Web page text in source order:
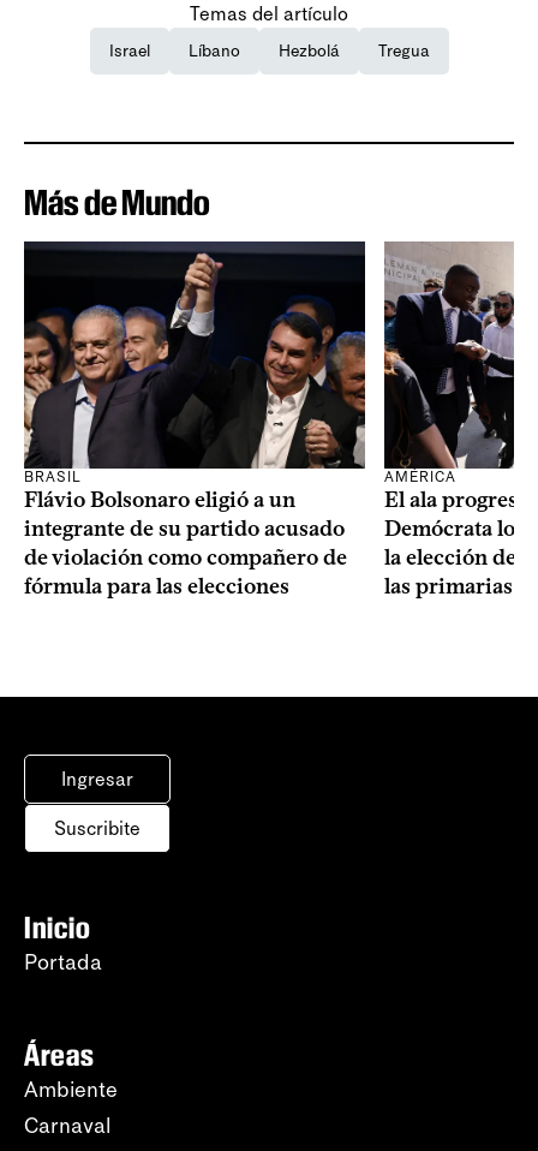
Temas del artículo
Israel Líbano Hezbolá Tregua
Más de Mundo
BRASIL
Flávio Bolsonaro eligió a un
integrante de su partido acusado
de violación como compañero de
fórmula para las elecciones
AMÉRICA
El ala
Demócrata
la elección de
las primarias
Ingresar
Suscribite
Inicio
Portada
Áreas
Ambiente
Carnaval